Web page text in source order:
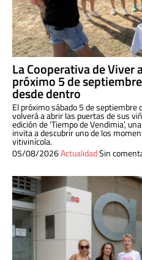
La Cooperativa de Viver
próximo 5 de
desde dentro
El próximo sábado 5 de septiembre
volverá a abrir las puertas de sus
edición de ‘Tiempo de Vendimia’,
invita a descubrir uno de los
vitivinícola.
05/08/2026ActualidadSin